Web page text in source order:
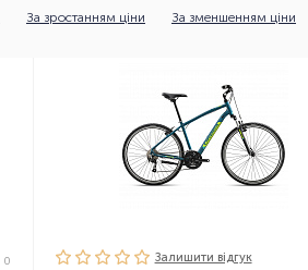
За зростанням ціни За зменшенням ціни
0 Залишити вiдгук